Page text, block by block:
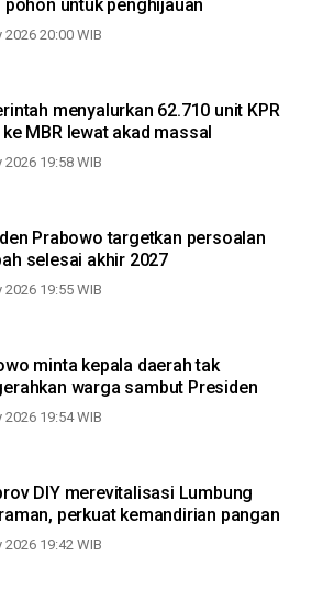
pohon untuk penghijauan
2026 20:00 WIB
menyalurkan 62.710 unit KPR
ke MBR lewat akad massal
2026 19:58 WIB
Prabowo targetkan persoalan
selesai akhir 2027
2026 19:55 WIB
minta kepala daerah tak
warga sambut Presiden
2026 19:54 WIB
DIY merevitalisasi Lumbung
perkuat kemandirian pangan
2026 19:42 WIB